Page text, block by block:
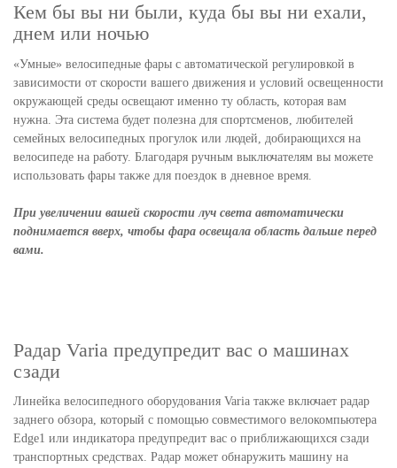
Кем бы вы ни были, куда бы вы ни ехали,
днем или ночью
«Умные» велосипедные фары с автоматической регулировкой в
зависимости от скорости вашего движения и условий освещенности
окружающей среды освещают именно ту область, которая вам
нужна. Эта система будет полезна для спортсменов, любителей
семейных велосипедных прогулок или людей, добирающихся на
велосипеде на работу. Благодаря ручным выключателям вы можете
использовать фары также для поездок в дневное время.
При увеличении вашей скорости луч света автоматически
поднимается вверх, чтобы фара освещала область дальше перед
вами.
Радар Varia предупредит вас о машинах
сзади
Линейка велосипедного оборудования Varia также включает радар
заднего обзора, который с помощью совместимого велокомпьютера
Edge1 или индикатора предупредит вас о приближающихся сзади
транспортных средствах. Радар может обнаружить машину на